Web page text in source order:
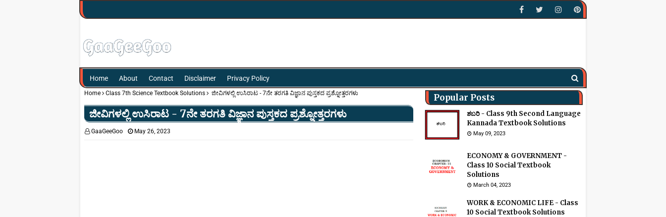
Home About Contact Disclaimer Privacy Policy
Home Class 7th Science Textbook Solutions ಜೀವಿಗಳಲ್ಲಿ ಉಸಿರಾಟ - 7ನೇ ತರಗತಿ ವಿಜ್ಞಾನ ಪುಸ್ತಕದ ಪ್ರಶ್ನೋತ್ತರಗಳು
ಜೀವಿಗಳಲ್ಲಿ ಉಸಿರಾಟ - 7ನೇ ತರಗತಿ ವಿಜ್ಞಾನ ಪುಸ್ತಕದ ಪ್ರಶ್ನೋತ್ತರಗಳು
GaaGeeGoo May 26, 2023
Popular Posts
ಶಬರಿ - Class 9th Second Language
Kannada Textbook Solutions
May 09, 2023
ECONOMY & GOVERNMENT -
Class 10 Social Textbook
Solutions
March 04, 2023
WORK & ECONOMIC LIFE - Class
10 Social Textbook Solutions